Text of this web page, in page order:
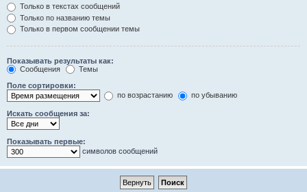
Только в текстах сообщений
Только по названию темы
Только в первом сообщении темы
Показывать результаты как:
Сообщения
Темы
Поле сортировки:
по возрастанию
по убыванию
Искать сообщения за:
Показывать первые:
символов сообщений